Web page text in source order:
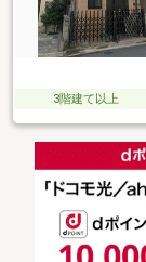
3階建て以上